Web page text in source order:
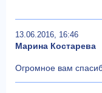
13.06.2016, 16:46
Марина Костарева
Огромное вам